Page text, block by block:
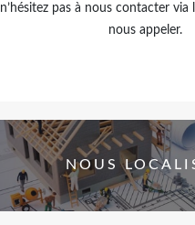
n’hésitez pas à nous contacter
nous appeler.
NOUS